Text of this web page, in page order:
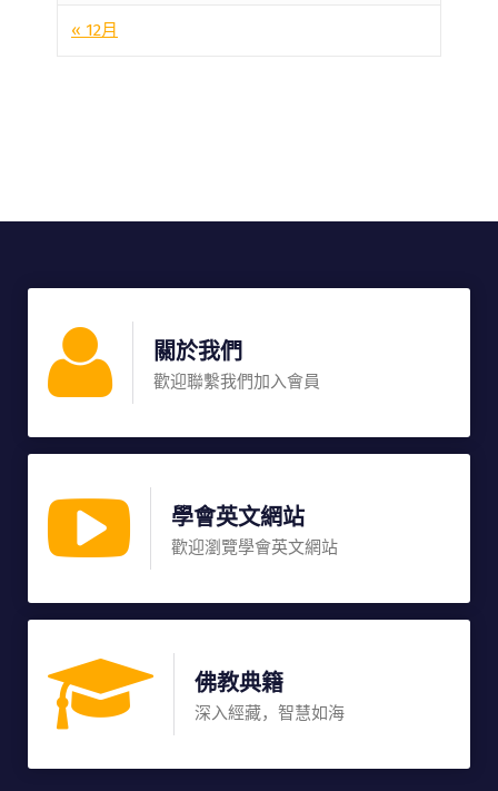
« 12月
關於我們
歡迎聯繫我們加入會員
學會英文網站
歡迎瀏覽學會英文網站
佛教典籍
深入經藏，智慧如海